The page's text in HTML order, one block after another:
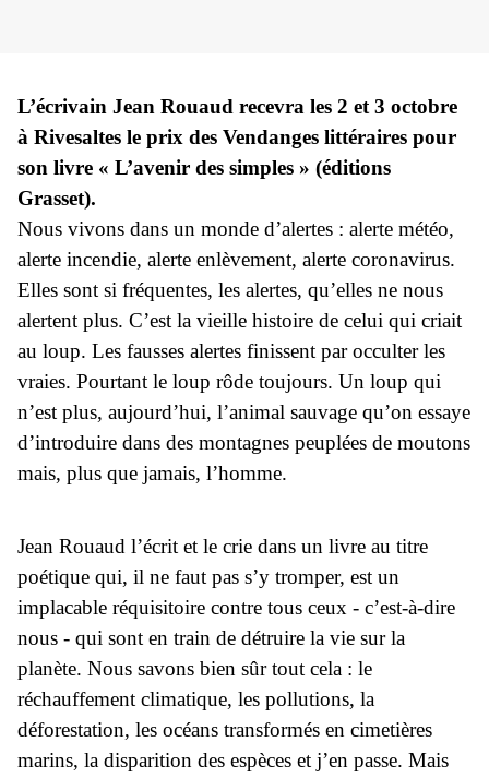
L’écrivain Jean Rouaud recevra les 2 et 3 octobre
à Rivesaltes le prix des Vendanges littéraires pour
son livre « L’avenir des simples » (éditions
Grasset).
Nous vivons dans un monde d’alertes : alerte météo,
alerte incendie, alerte enlèvement, alerte coronavirus.
Elles sont si fréquentes, les alertes, qu’elles ne nous
alertent plus. C’est la vieille histoire de celui qui criait
au loup. Les fausses alertes finissent par occulter les
vraies. Pourtant le loup rôde toujours. Un loup qui
n’est plus, aujourd’hui, l’animal sauvage qu’on essaye
d’introduire dans des montagnes peuplées de moutons
mais, plus que jamais, l’homme.
Jean Rouaud l’écrit et le crie dans un livre au titre
poétique qui, il ne faut pas s’y tromper, est un
implacable réquisitoire contre tous ceux - c’est-à-dire
nous - qui sont en train de détruire la vie sur la
planète. Nous savons bien sûr tout cela : le
réchauffement climatique, les pollutions, la
déforestation, les océans transformés en cimetières
marins, la disparition des espèces et j’en passe. Mais